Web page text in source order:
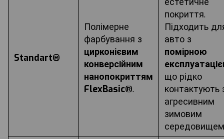
Standart®
Полімерне
фарбування з
цирконієвим
конверсійним
нанопокриттям
FlexBasic®.
покриття.
Підходить
авто з
помірною
що рідко
контактують
агресивним
зимовим